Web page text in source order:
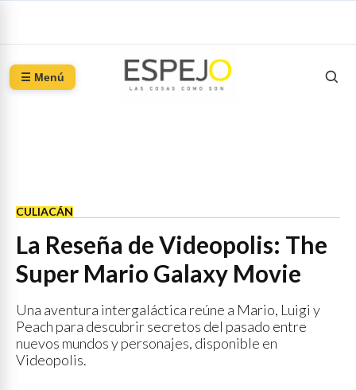
☰ Menú
CULIACÁN
La Reseña de Videopolis: The
Super Mario Galaxy Movie
Una aventura intergaláctica reúne a Mario, Luigi y
Peach para descubrir secretos del pasado entre
nuevos mundos y personajes, disponible en
Videopolis.